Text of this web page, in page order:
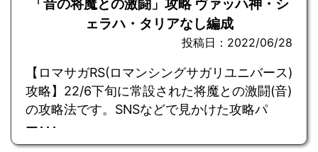
「音の将魔との激闘」攻略 ヴァッハ神・シ
ェラハ・タリアなし編成
投稿日：2022/06/28
【ロマサガRS(ロマンシングサガリユニバース)
攻略】22/6下旬に常設された将魔との激闘(音)
の攻略法です。SNSなどで見かけた攻略パ
ー･･･